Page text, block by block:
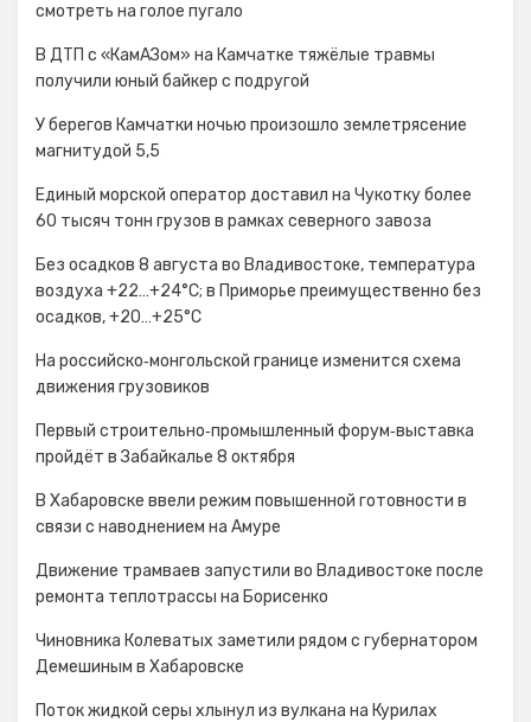
смотреть на голое пугало
В ДТП с «КамАЗом» на Камчатке тяжёлые травмы
получили юный байкер с подругой
У берегов Камчатки ночью произошло землетрясение
магнитудой 5,5
Единый морской оператор доставил на Чукотку более
60 тысяч тонн грузов в рамках северного завоза
Без осадков 8 августа во Владивостоке, температура
воздуха +22…+24°С; в Приморье преимущественно без
осадков, +20…+25°C
На российско‑монгольской границе изменится схема
движения грузовиков
Первый строительно‑промышленный форум‑выставка
пройдёт в Забайкалье 8 октября
В Хабаровске ввели режим повышенной готовности в
связи с наводнением на Амуре
Движение трамваев запустили во Владивостоке после
ремонта теплотрассы на Борисенко
Чиновника Колеватых заметили рядом с губернатором
Демешиным в Хабаровске
Поток жидкой серы хлынул из вулкана на Курилах